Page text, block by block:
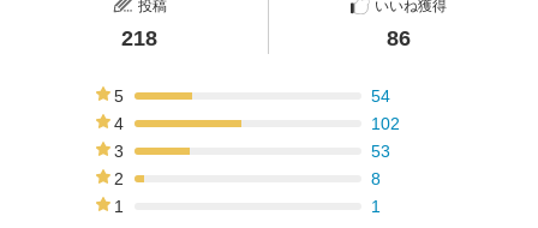
投稿
218
いいね獲得
86
5
54
4
102
3
53
2
8
1
1